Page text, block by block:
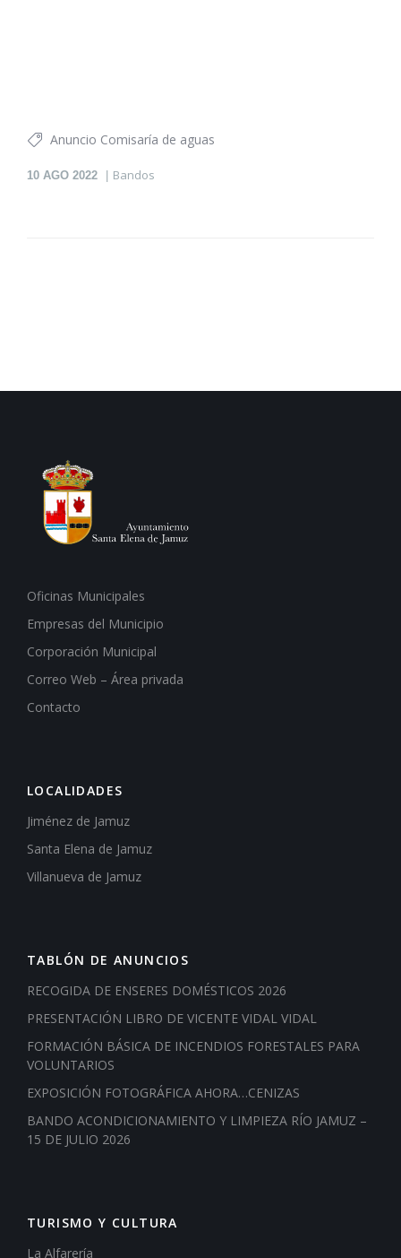
Anuncio Comisaría de aguas
10 AGO 2022 Bandos
Oficinas Municipales
Empresas del Municipio
Corporación Municipal
Correo Web – Área privada
Contacto
LOCALIDADES
Jiménez de Jamuz
Santa Elena de Jamuz
Villanueva de Jamuz
TABLÓN DE ANUNCIOS
RECOGIDA DE ENSERES DOMÉSTICOS 2026
PRESENTACIÓN LIBRO DE VICENTE VIDAL VIDAL
FORMACIÓN BÁSICA DE INCENDIOS FORESTALES PARA
VOLUNTARIOS
EXPOSICIÓN FOTOGRÁFICA AHORA…CENIZAS
BANDO ACONDICIONAMIENTO Y LIMPIEZA RÍO JAMUZ –
15 DE JULIO 2026
TURISMO Y CULTURA
La Alfarería